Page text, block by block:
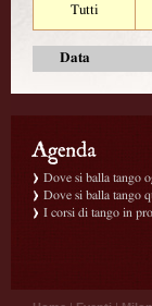
Tutti
Data
Dove si balla tango
Dove si balla tango
I corsi di tango in